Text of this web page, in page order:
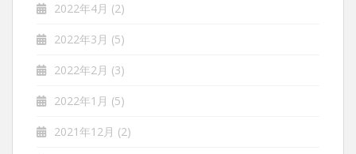
2022年4月 (2)
2022年3月 (5)
2022年2月 (3)
2022年1月 (5)
2021年12月 (2)